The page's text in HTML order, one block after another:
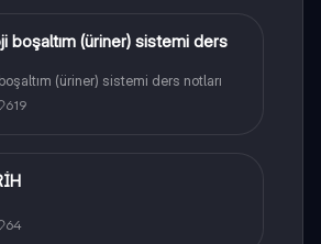
boşaltım (üriner) sistemi ders
boşaltım (üriner) sistemi ders notları
619
64